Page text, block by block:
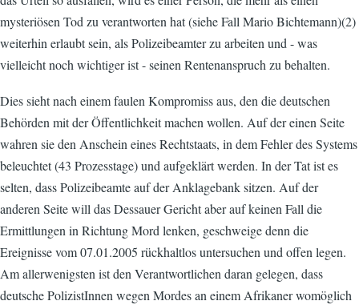
mysteriösen Tod zu verantworten hat (siehe Fall Mario Bichtemann)(2)
weiterhin erlaubt sein, als Polizeibeamter zu arbeiten und - was
vielleicht noch wichtiger ist - seinen Rentenanspruch zu behalten.
Dies sieht nach einem faulen Kompromiss aus, den die deutschen
Behörden mit der Öffentlichkeit machen wollen. Auf der einen Seite
wahren sie den Anschein eines Rechtstaats, in dem Fehler des Systems
beleuchtet (43 Prozesstage) und aufgeklärt werden. In der Tat ist es
selten, dass Polizeibeamte auf der Anklagebank sitzen. Auf der
anderen Seite will das Dessauer Gericht aber auf keinen Fall die
Ermittlungen in Richtung Mord lenken, geschweige denn die
Ereignisse vom 07.01.2005 rückhaltlos untersuchen und offen legen.
Am allerwenigsten ist den Verantwortlichen daran gelegen, dass
deutsche PolizistInnen wegen Mordes an einem Afrikaner womöglich